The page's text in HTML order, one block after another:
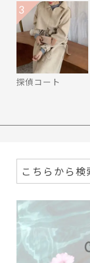
探偵コート
3